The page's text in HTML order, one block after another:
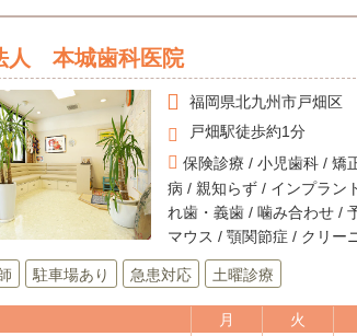
人 本城歯科医院
福岡県北九州市戸畑区
戸畑駅徒歩約1分
保険診療 / 小児歯科 / 矯
病 / 親知らず / インプラン
れ歯・義歯 / 噛み合わせ /
マウス / 顎関節症 / クリー
駐車場あり 急患対応 土曜診療
月 火